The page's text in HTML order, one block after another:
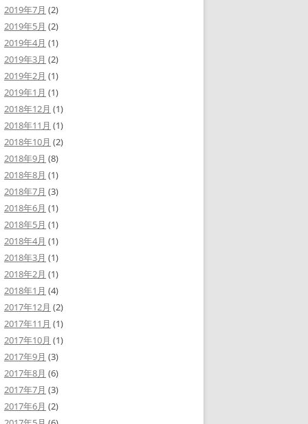
2019年7月 (2)
2019年5月 (2)
2019年4月 (1)
2019年3月 (2)
2019年2月 (1)
2019年1月 (1)
2018年12月 (1)
2018年11月 (1)
2018年10月 (2)
2018年9月 (8)
2018年8月 (1)
2018年7月 (3)
2018年6月 (1)
2018年5月 (1)
2018年4月 (1)
2018年3月 (1)
2018年2月 (1)
2018年1月 (4)
2017年12月 (2)
2017年11月 (1)
2017年10月 (1)
2017年9月 (3)
2017年8月 (6)
2017年7月 (3)
2017年6月 (2)